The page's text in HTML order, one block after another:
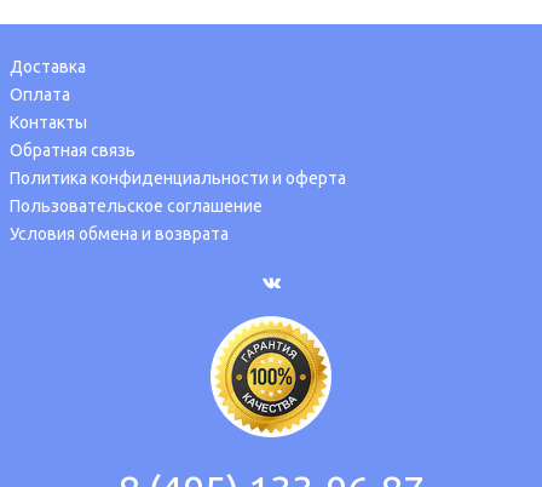
Доставка
Оплата
Контакты
Обратная связь
Политика конфиденциальности и оферта
Пользовательское соглашение
Условия обмена и возврата